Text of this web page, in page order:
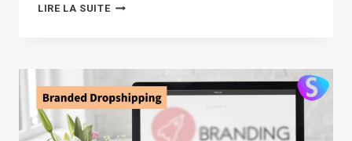
LIRE LA SUITEPRINTIFY
COMPARISON: LATEST
REVIEW
IN
2026